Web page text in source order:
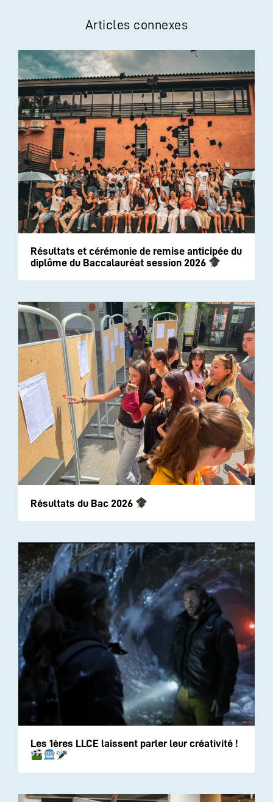
Articles connexes
Résultats et cérémonie de remise anticipée du
diplôme du Baccalauréat session 2026
Résultats du Bac 2026
Les 1ères LLCE laissent parler leur créativité !